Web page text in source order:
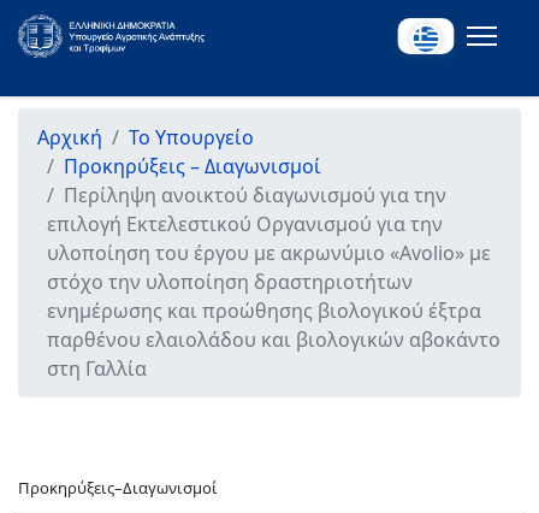
Αρχική
Το Υπουργείο
Προκηρύξεις – Διαγωνισμοί
Περίληψη ανοικτού διαγωνισμού για την
επιλογή Εκτελεστικού Οργανισμού για την
υλοποίηση του έργου με ακρωνύμιο «Avolio» με
στόχο την υλοποίηση δραστηριοτήτων
ενημέρωσης και προώθησης βιολογικού έξτρα
παρθένου ελαιολάδου και βιολογικών αβοκάντο
στη Γαλλία
Προκηρύξεις–Διαγωνισμοί